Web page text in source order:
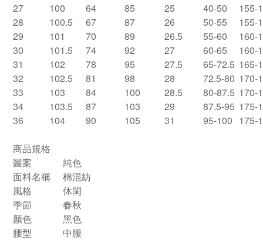
27
100 64 85 25 40-50
155-
28
100.5 67 87 26 50-55
155-
29
101 70 89 26.5 55-60
160-
30
101.5 74 92 27 60-65
160-
31
102 78 95 27.5 65-72.5 165-
32
102.5 81 98 28 72.5-80 170-
33
103 84 100 28.5 80-87.5 170-
34
103.5 87 103 29 87.5-95 175-
36
104 90 105 31 95-100 175-
商品規格
圖案
純色
面料名稱
棉混紡
風格
休閑
季節
春秋
顏色
黑色
腰型
中腰